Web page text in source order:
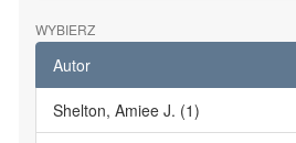
WYBIERZ
Autor
Shelton, Amiee J. (1)